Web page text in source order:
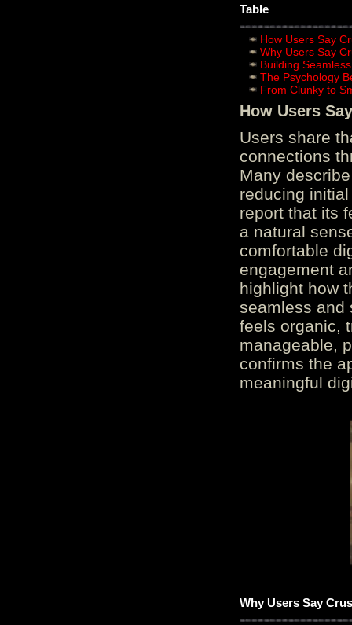
Table
How Users Say
Why Users Say
Building
The Psychology
From Clunky to
How Users
Users share
connections
Many
reducing
report that its
a natural
comfortable
engagement
highlight how
seamless and
feels organic,
manageable,
confirms the
meaningful
Why Users Say